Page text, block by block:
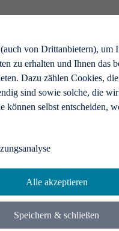
von Drittanbietern), um
zu erhalten und Ihnen das
Dazu zählen Cookies,
sind sowie solche, die
können selbst entscheiden,
Alle akzeptieren
Speichern & schließen
Bühne